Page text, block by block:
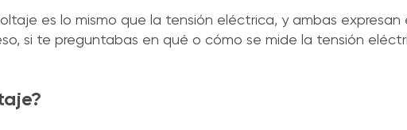
es lo mismo que la tensión eléctrica, y ambas
si te preguntabas en qué o cómo se mide la tensión